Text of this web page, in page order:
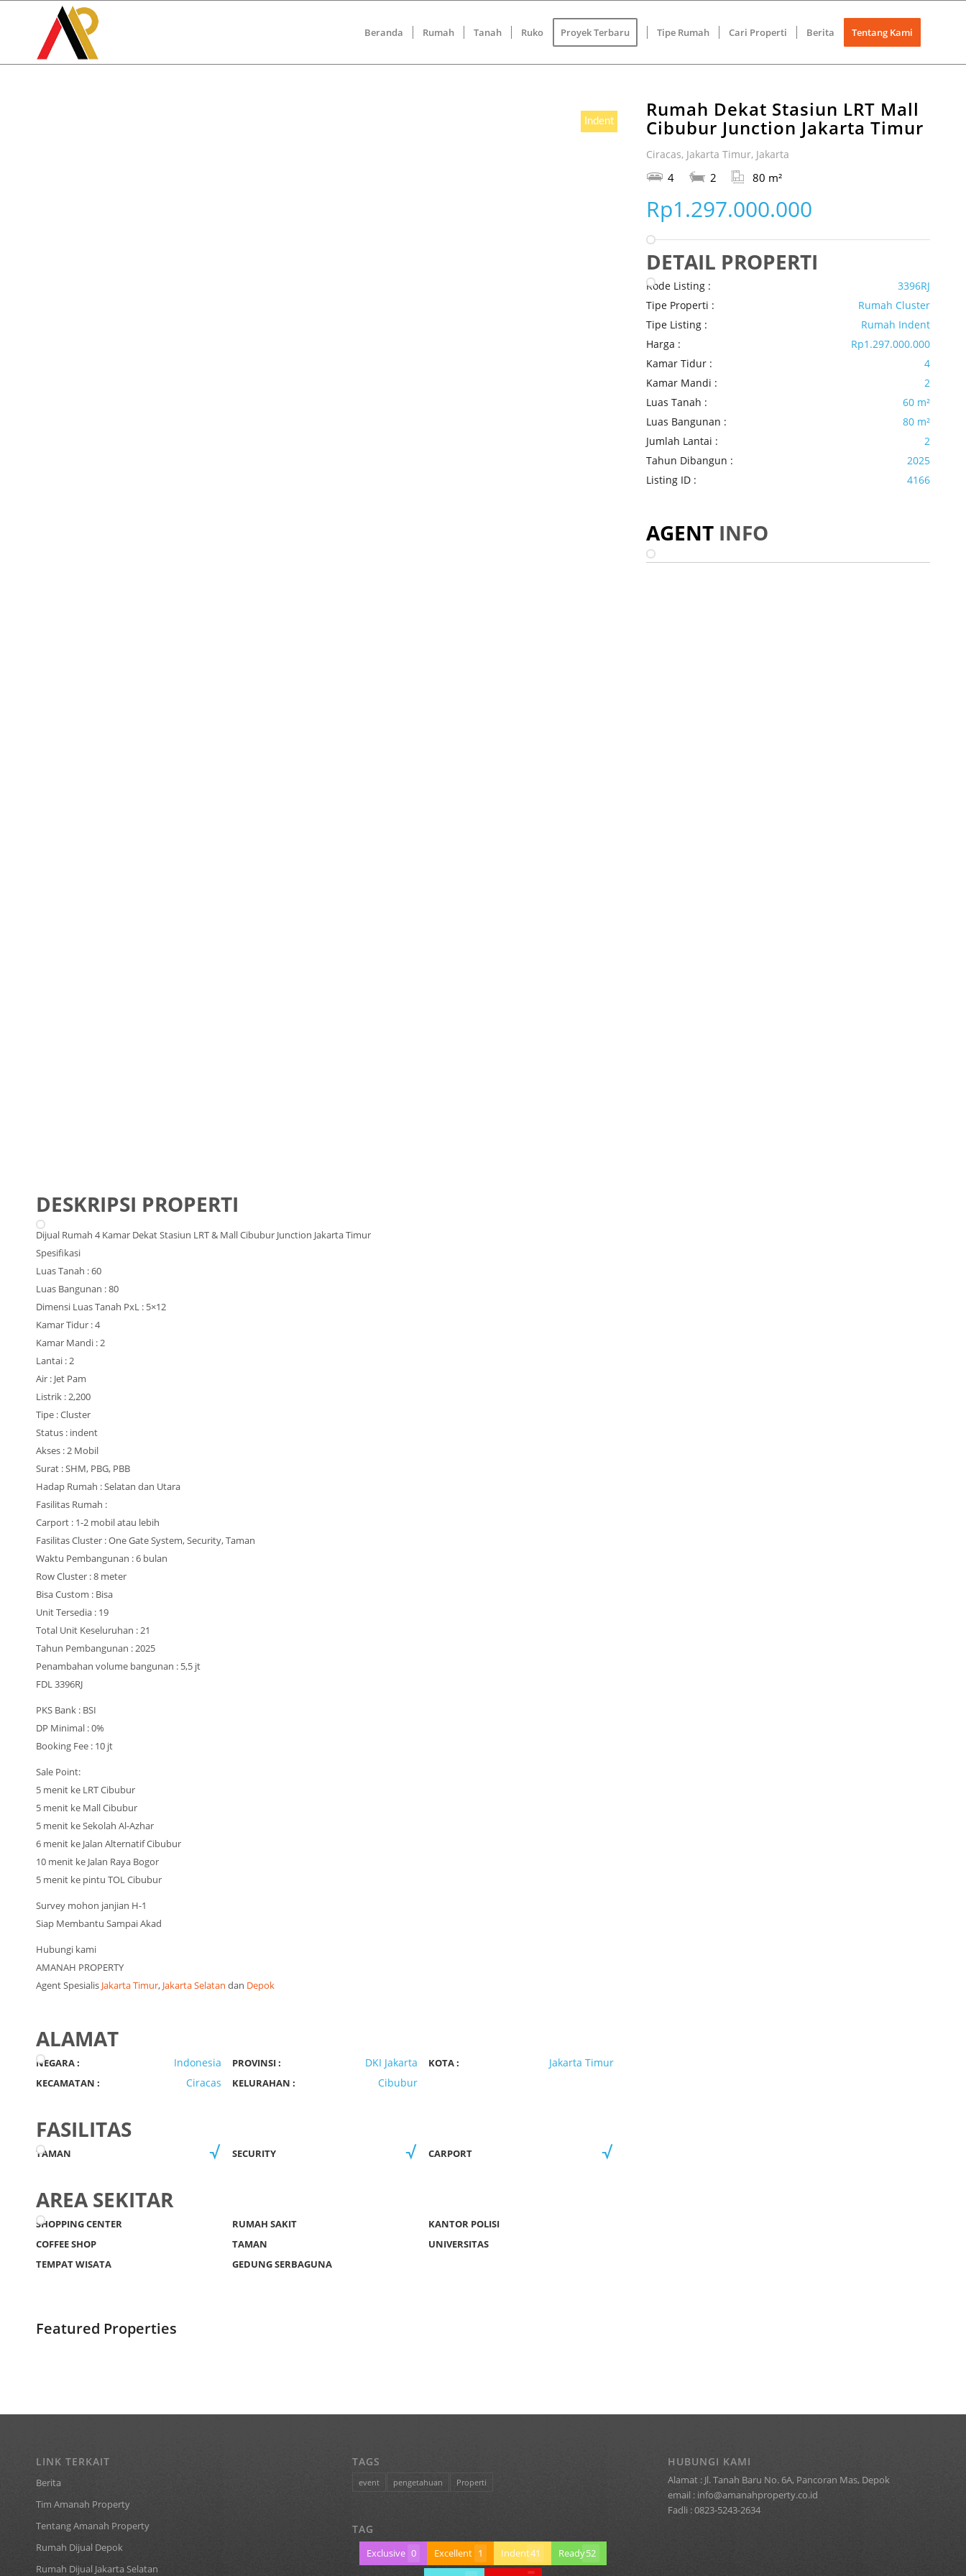
Beranda Rumah Tanah Ruko Proyek Terbaru Tipe Rumah Cari Properti Berita Tentang Kami
Indent
DESKRIPSI PROPERTI
Dijual Rumah 4 Kamar Dekat Stasiun LRT & Mall Cibubur Junction Jakarta Timur
Spesifikasi
Luas Tanah : 60
Luas Bangunan : 80
Dimensi Luas Tanah PxL : 5×12
Kamar Tidur : 4
Kamar Mandi : 2
Lantai : 2
Air : Jet Pam
Listrik : 2,200
Tipe : Cluster
Status : indent
Akses : 2 Mobil
Surat : SHM, PBG, PBB
Hadap Rumah : Selatan dan Utara
Fasilitas Rumah :
Carport : 1-2 mobil atau lebih
Fasilitas Cluster : One Gate System, Security, Taman
Waktu Pembangunan : 6 bulan
Row Cluster : 8 meter
Bisa Custom : Bisa
Unit Tersedia : 19
Total Unit Keseluruhan : 21
Tahun Pembangunan : 2025
Penambahan volume bangunan : 5,5 jt
FDL 3396RJ
PKS Bank : BSI
DP Minimal : 0%
Booking Fee : 10 jt
Sale Point:
5 menit ke LRT Cibubur
5 menit ke Mall Cibubur
5 menit ke Sekolah Al-Azhar
6 menit ke Jalan Alternatif Cibubur
10 menit ke Jalan Raya Bogor
5 menit ke pintu TOL Cibubur
Survey mohon janjian H-1
Siap Membantu Sampai Akad
Hubungi kami
AMANAH PROPERTY
Agent Spesialis Jakarta Timur, Jakarta Selatan dan Depok
ALAMAT
NEGARA : Indonesia PROVINSI : DKI Jakarta KOTA : Jakarta Timur
KECAMATAN : Ciracas KELURAHAN : Cibubur
FASILITAS
TAMAN SECURITY CARPORT
AREA SEKITAR
SHOPPING CENTER RUMAH SAKIT
KANTOR POLISI
COFFEE SHOP
TAMAN
UNIVERSITAS
TEMPAT WISATA
GEDUNG SERBAGUNA
Rumah Dekat Stasiun LRT Mall
Cibubur Junction Jakarta Timur
Ciracas, Jakarta Timur, Jakarta
4 2 80 m²
Rp1.297.000.000
DETAIL PROPERTI
Kode Listing :
3396RJ
Tipe Properti :
Rumah Cluster
Tipe Listing :
Rumah Indent
Harga :
Rp1.297.000.000
Kamar Tidur :
4
Kamar Mandi :
2
Luas Tanah :
60 m²
Luas Bangunan :
80 m²
Jumlah Lantai :
2
Tahun Dibangun :
2025
Listing ID :
4166
AGENT INFO
Featured Properties
LINK TERKAIT
Berita
Tim Amanah Property
Tentang Amanah Property
Rumah Dijual Depok
Rumah Dijual Jakarta Selatan
TAGS
event pengetahuan Properti
TAG
Exclusive 0 Excellent 1 Indent41 Ready52
HUBUNGI KAMI
Alamat : Jl. Tanah Baru No. 6A, Pancoran Mas, Depok
email : info@amanahproperty.co.id
Fadli : 0823-5243-2634